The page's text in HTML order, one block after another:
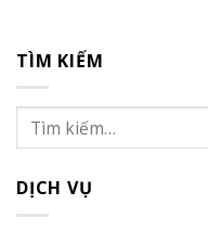
TÌM KIẾM
DỊCH VỤ